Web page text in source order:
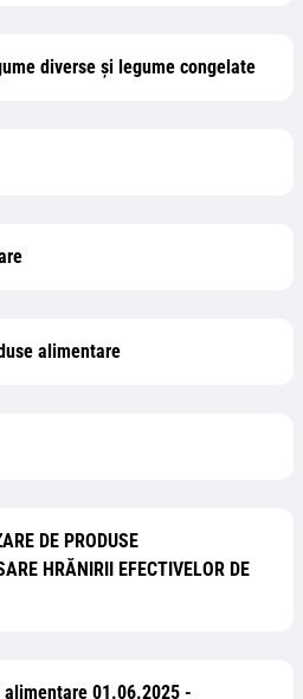
diverse și legume congelate
alimentare
DE PRODUSE
HRĂNIRII EFECTIVELOR DE
alimentare 01.06.2025 -